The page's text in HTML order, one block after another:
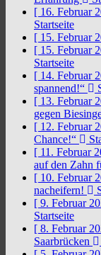
[ 16. Februar
Startseite
[ 15. Februar
[ 15. Februar
Startseite
[ 14. Februar
spannend!“
[ 13. Februar
gegen
[ 12. Februar
Chance!“
[ 11. Februar
auf den Zahn
[ 10. Februar
nacheifern!
[ 9. Februar
Startseite
[ 8. Februar
Saarbrücken